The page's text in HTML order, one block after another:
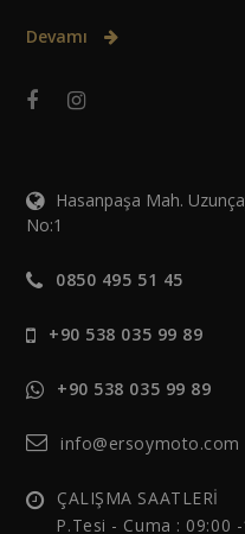
Devamı
Hasanpaşa Mah.
No:1
0850 495 51 45
+90 538 035 99 89
+90 538 035 99 89
info@ersoymoto.com
ÇALIŞMA SAATLERİ
P.Tesi - Cuma : 09:00